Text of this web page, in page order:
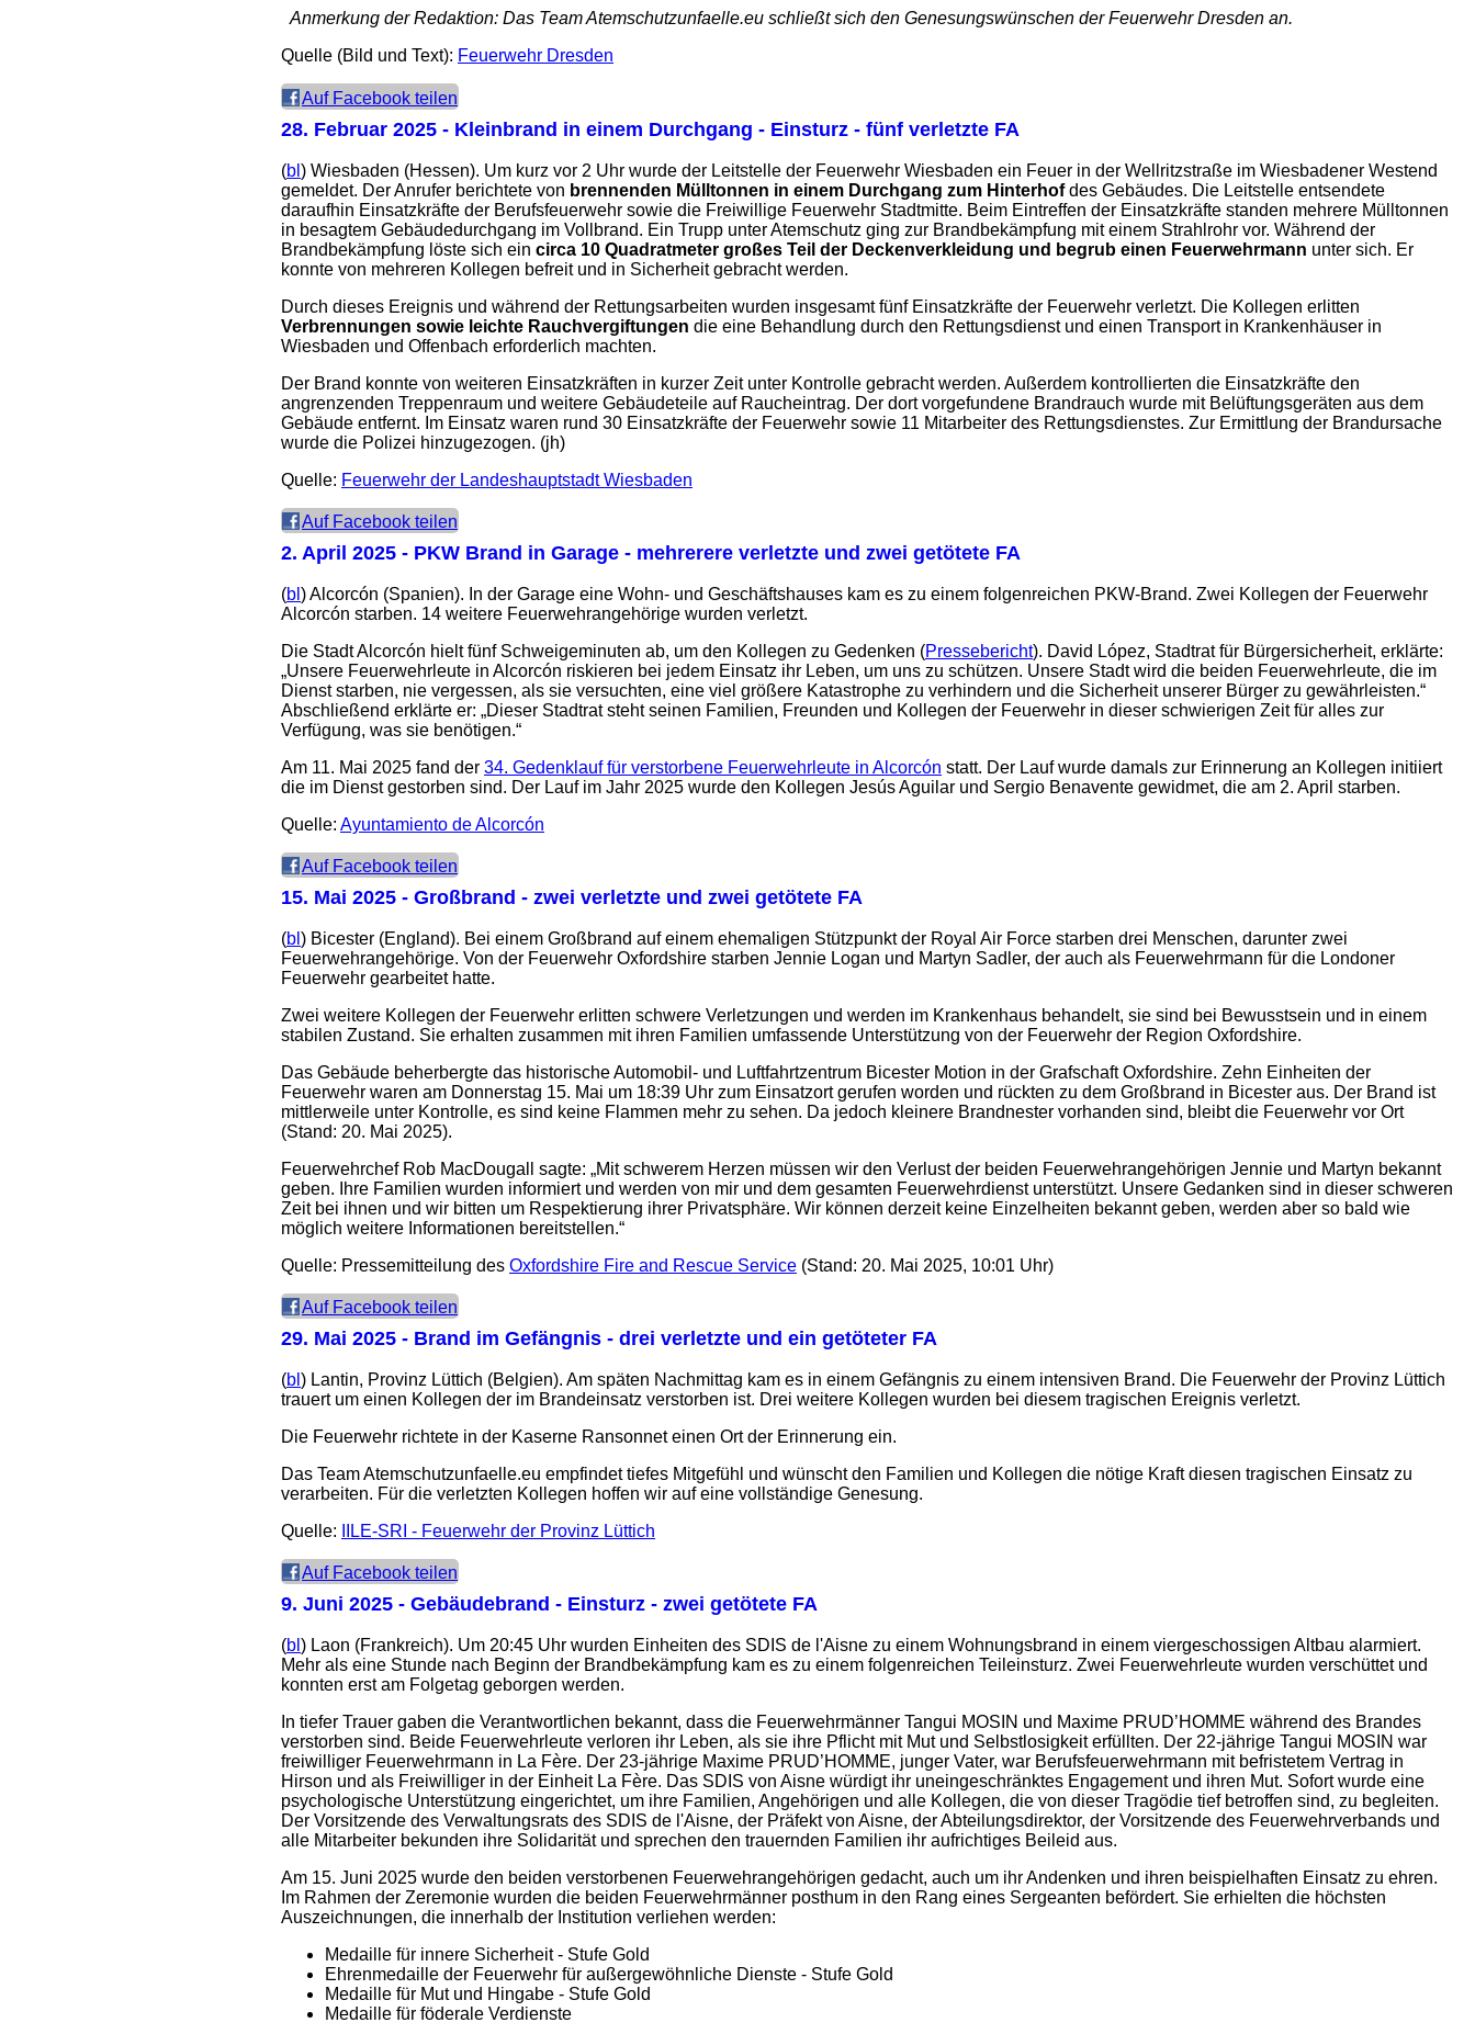
Anmerkung der Redaktion: Das Team Atemschutzunfaelle.eu schließt sich den Genesungswünschen der Feuerwehr Dresden an.
Quelle (Bild und Text): Feuerwehr Dresden
Auf Facebook teilen
28. Februar 2025 - Kleinbrand in einem Durchgang - Einsturz - fünf verletzte FA
(bl ) Wiesbaden (Hessen). Um kurz vor 2 Uhr wurde der Leitstelle der Feuerwehr Wiesbaden ein Feuer in der Wellritzstraße im Wiesbadener Westend
gemeldet. Der Anrufer berichtete von brennenden Mülltonnen in einem Durchgang zum Hinterhofdes Gebäudes. Die Leitstelle entsendete
daraufhin Einsatzkräfte der Berufsfeuerwehr sowie die Freiwillige Feuerwehr Stadtmitte. Beim Eintreffen der Einsatzkräfte standen mehrere Mülltonnen
in besagtem Gebäudedurchgang im Vollbrand. Ein Trupp unter Atemschutz ging zur Brandbekämpfung mit einem Strahlrohr vor. Während der
Brandbekämpfung löste sich ein circa 10 Quadratmeter großes Teil der Deckenverkleidung und begrub einen Feuerwehrmann unter sich. Er
konnte von mehreren Kollegen befreit und in Sicherheit gebracht werden.
Durch dieses Ereignis und während der Rettungsarbeiten wurden insgesamt fünf Einsatzkräfte der Feuerwehr verletzt. Die Kollegen erlitten
Verbrennungen sowie leichte Rauchvergiftungen die eine Behandlung durch den Rettungsdienst und einen Transport in Krankenhäuser in
Wiesbaden und Offenbach erforderlich machten.
Der Brand konnte von weiteren Einsatzkräften in kurzer Zeit unter Kontrolle gebracht werden. Außerdem kontrollierten die Einsatzkräfte den
angrenzenden Treppenraum und weitere Gebäudeteile auf Raucheintrag. Der dort vorgefundene Brandrauch wurde mit Belüftungsgeräten aus dem
Gebäude entfernt. Im Einsatz waren rund 30 Einsatzkräfte der Feuerwehr sowie 11 Mitarbeiter des Rettungsdienstes. Zur Ermittlung der Brandursache
wurde die Polizei hinzugezogen. (jh)
Quelle: Feuerwehr der Landeshauptstadt Wiesbaden
Auf Facebook teilen
2. April 2025 - PKW Brand in Garage - mehrerere verletzte und zwei getötete FA
(bl ) Alcorcón (Spanien). In der Garage eine Wohn- und Geschäftshauses kam es zu einem folgenreichen PKW-Brand. Zwei Kollegen der Feuerwehr
Alcorcón starben. 14 weitere Feuerwehrangehörige wurden verletzt.
Die Stadt Alcorcón hielt fünf Schweigeminuten ab, um den Kollegen zu Gedenken (Pressebericht). David López, Stadtrat für Bürgersicherheit, erklärte:
„Unsere Feuerwehrleute in Alcorcón riskieren bei jedem Einsatz ihr Leben, um uns zu schützen. Unsere Stadt wird die beiden Feuerwehrleute, die im
Dienst starben, nie vergessen, als sie versuchten, eine viel größere Katastrophe zu verhindern und die Sicherheit unserer Bürger zu gewährleisten.“
Abschließend erklärte er: „Dieser Stadtrat steht seinen Familien, Freunden und Kollegen der Feuerwehr in dieser schwierigen Zeit für alles zur
Verfügung, was sie benötigen.“
Am 11. Mai 2025 fand der 34. Gedenklauf für verstorbene Feuerwehrleute in Alcorcón statt. Der Lauf wurde damals zur Erinnerung an Kollegen initiiert
die im Dienst gestorben sind. Der Lauf im Jahr 2025 wurde den Kollegen Jesús Aguilar und Sergio Benavente gewidmet, die am 2. April starben.
Quelle: Ayuntamiento de Alcorcón
Auf Facebook teilen
15. Mai 2025 - Großbrand - zwei verletzte und zwei getötete FA
(bl ) Bicester (England). Bei einem Großbrand auf einem ehemaligen Stützpunkt der Royal Air Force starben drei Menschen, darunter zwei
Feuerwehrangehörige. Von der Feuerwehr Oxfordshire starben Jennie Logan und Martyn Sadler, der auch als Feuerwehrmann für die Londoner
Feuerwehr gearbeitet hatte.
Zwei weitere Kollegen der Feuerwehr erlitten schwere Verletzungen und werden im Krankenhaus behandelt, sie sind bei Bewusstsein und in einem
stabilen Zustand. Sie erhalten zusammen mit ihren Familien umfassende Unterstützung von der Feuerwehr der Region Oxfordshire.
Das Gebäude beherbergte das historische Automobil- und Luftfahrtzentrum Bicester Motion in der Grafschaft Oxfordshire. Zehn Einheiten der
Feuerwehr waren am Donnerstag 15. Mai um 18:39 Uhr zum Einsatzort gerufen worden und rückten zu dem Großbrand in Bicester aus. Der Brand ist
mittlerweile unter Kontrolle, es sind keine Flammen mehr zu sehen. Da jedoch kleinere Brandnester vorhanden sind, bleibt die Feuerwehr vor Ort
(Stand: 20. Mai 2025).
Feuerwehrchef Rob MacDougall sagte: „Mit schwerem Herzen müssen wir den Verlust der beiden Feuerwehrangehörigen Jennie und Martyn bekannt
geben. Ihre Familien wurden informiert und werden von mir und dem gesamten Feuerwehrdienst unterstützt. Unsere Gedanken sind in dieser schweren
Zeit bei ihnen und wir bitten um Respektierung ihrer Privatsphäre. Wir können derzeit keine Einzelheiten bekannt geben, werden aber so bald wie
möglich weitere Informationen bereitstellen.“
Quelle: Pressemitteilung des Oxfordshire Fire and Rescue Service (Stand: 20. Mai 2025, 10:01 Uhr)
Auf Facebook teilen
29. Mai 2025 - Brand im Gefängnis - drei verletzte und ein getöteter FA
(bl ) Lantin, Provinz Lüttich (Belgien). Am späten Nachmittag kam es in einem Gefängnis zu einem intensiven Brand. Die Feuerwehr der Provinz Lüttich
trauert um einen Kollegen der im Brandeinsatz verstorben ist. Drei weitere Kollegen wurden bei diesem tragischen Ereignis verletzt.
Die Feuerwehr richtete in der Kaserne Ransonnet einen Ort der Erinnerung ein.
Das Team Atemschutzunfaelle.eu empfindet tiefes Mitgefühl und wünscht den Familien und Kollegen die nötige Kraft diesen tragischen Einsatz zu
verarbeiten. Für die verletzten Kollegen hoffen wir auf eine vollständige Genesung.
Quelle:
IILE-SRI - Feuerwehr der Provinz Lüttich
Auf Facebook teilen
9. Juni 2025 - Gebäudebrand - Einsturz - zwei getötete FA
(bl ) Laon (Frankreich). Um 20:45 Uhr wurden Einheiten des SDIS de l'Aisne zu einem Wohnungsbrand in einem viergeschossigen Altbau alarmiert.
Mehr als eine Stunde nach Beginn der Brandbekämpfung kam es zu einem folgenreichen Teileinsturz. Zwei Feuerwehrleute wurden verschüttet und
konnten erst am Folgetag geborgen werden.
In tiefer Trauer gaben die Verantwortlichen bekannt, dass die Feuerwehrmänner Tangui MOSIN und Maxime PRUD’HOMME während des Brandes
verstorben sind. Beide Feuerwehrleute verloren ihr Leben, als sie ihre Pflicht mit Mut und Selbstlosigkeit erfüllten. Der 22-jährige Tangui MOSIN war
freiwilliger Feuerwehrmann in La Fère. Der 23-jährige Maxime PRUD’HOMME, junger Vater, war Berufsfeuerwehrmann mit befristetem Vertrag in
Hirson und als Freiwilliger in der Einheit La Fère. Das SDIS von Aisne würdigt ihr uneingeschränktes Engagement und ihren Mut. Sofort wurde eine
psychologische Unterstützung eingerichtet, um ihre Familien, Angehörigen und alle Kollegen, die von dieser Tragödie tief betroffen sind, zu begleiten.
Der Vorsitzende des Verwaltungsrats des SDIS de l'Aisne, der Präfekt von Aisne, der Abteilungsdirektor, der Vorsitzende des Feuerwehrverbands und
alle Mitarbeiter bekunden ihre Solidarität und sprechen den trauernden Familien ihr aufrichtiges Beileid aus.
Am 15. Juni 2025 wurde den beiden verstorbenen Feuerwehrangehörigen gedacht, auch um ihr Andenken und ihren beispielhaften Einsatz zu ehren.
Im Rahmen der Zeremonie wurden die beiden Feuerwehrmänner posthum in den Rang eines Sergeanten befördert. Sie erhielten die höchsten
Auszeichnungen, die innerhalb der Institution verliehen werden:
Medaille für innere Sicherheit - Stufe Gold
Ehrenmedaille der Feuerwehr für außergewöhnliche Dienste - Stufe Gold
Medaille für Mut und Hingabe - Stufe Gold
Medaille für föderale Verdienste